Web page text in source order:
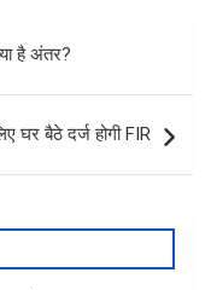
है अंतर?
घर बैठे दर्ज होगी FIR